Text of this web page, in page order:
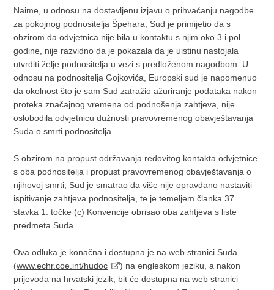
Naime, u odnosu na dostavljenu izjavu o prihvaćanju nagodbe
za pokojnog podnositelja Špehara, Sud je primijetio da s
obzirom da odvjetnica nije bila u kontaktu s njim oko 3 i pol
godine, nije razvidno da je pokazala da je uistinu nastojala
utvrditi želje podnositelja u vezi s predloženom nagodbom. U
odnosu na podnositelja Gojkovića, Europski sud je napomenuo
da okolnost što je sam Sud zatražio ažuriranje podataka nakon
proteka značajnog vremena od podnošenja zahtjeva, nije
oslobodila odvjetnicu dužnosti pravovremenog obavještavanja
Suda o smrti podnositelja.
S obzirom na propust održavanja redovitog kontakta odvjetnice
s oba podnositelja i propust pravovremenog obavještavanja o
njihovoj smrti, Sud je smatrao da više nije opravdano nastaviti
ispitivanje zahtjeva podnositelja, te je temeljem članka 37.
stavka 1. točke (c) Konvencije obrisao oba zahtjeva s liste
predmeta Suda.
Ova odluka je konačna i dostupna je na web stranici Suda
(www.echr.coe.int/hudoc
) na engleskom jeziku, a nakon
prijevoda na hrvatski jezik, bit će dostupna na web stranici